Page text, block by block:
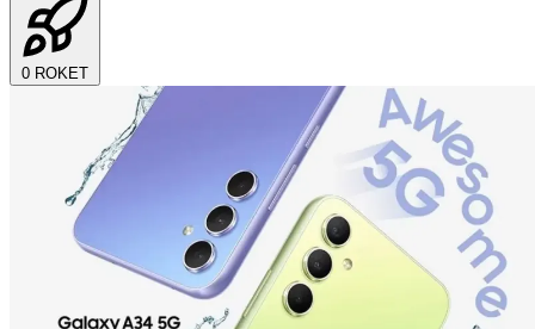
0 ROKET